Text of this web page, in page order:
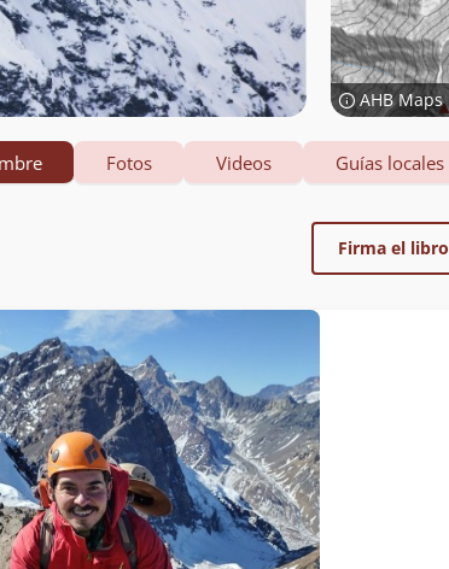
AHB Maps
Fotos Videos Guías locales
Firma el libro